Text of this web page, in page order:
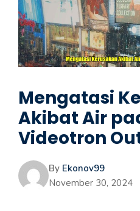
Mengatasi
Akibat Air
Videotron
By Ekonov99
November 30, 2024